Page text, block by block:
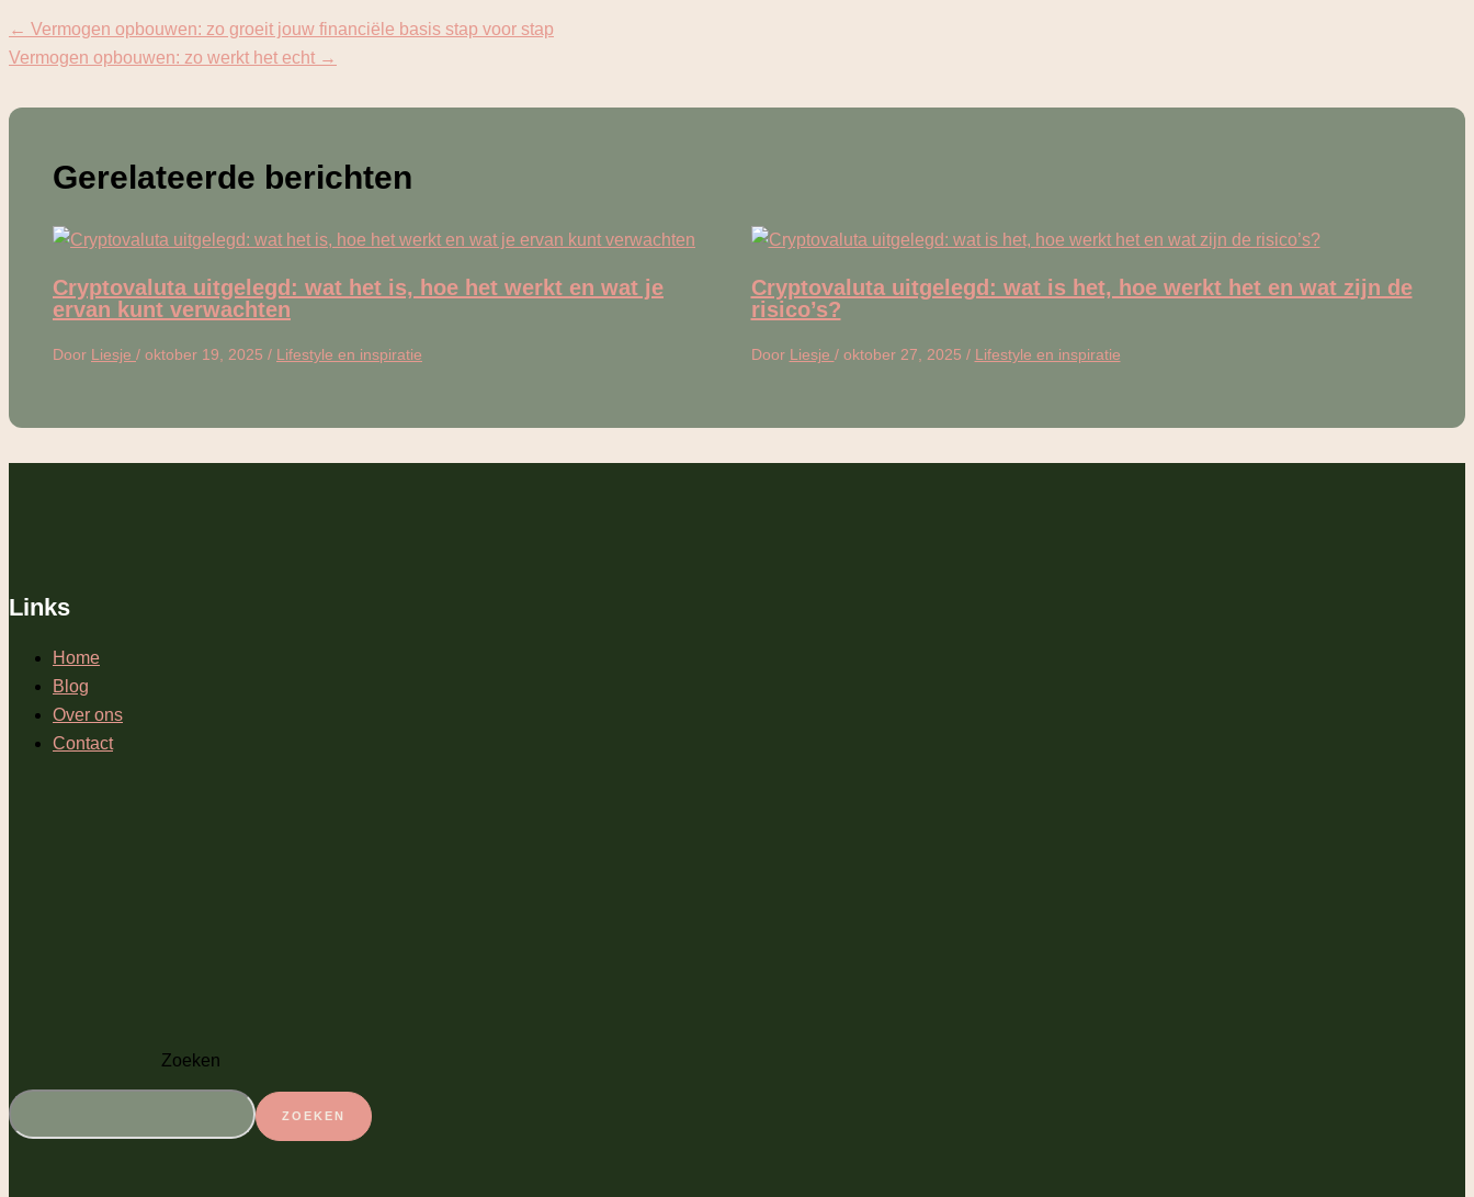
← Vermogen opbouwen: zo groeit jouw financiële basis stap voor stap
Vermogen opbouwen: zo werkt het echt →
Gerelateerde berichten
Cryptovaluta uitgelegd: wat het is, hoe het werkt en wat je
ervan kunt verwachten
Door Liesje / oktober 19, 2025 / Lifestyle en inspiratie
Cryptovaluta uitgelegd: wat is het, hoe werkt het en wat zijn de
risico’s?
Door Liesje / oktober 27, 2025 / Lifestyle en inspiratie
Links
Home
Blog
Over ons
Contact
Zoeken
ZOEKEN